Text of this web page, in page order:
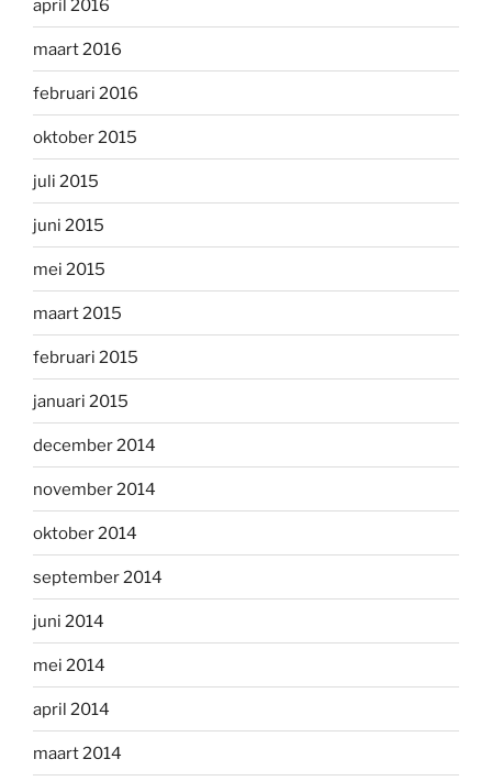
april 2016
maart 2016
februari 2016
oktober 2015
juli 2015
juni 2015
mei 2015
maart 2015
februari 2015
januari 2015
december 2014
november 2014
oktober 2014
september 2014
juni 2014
mei 2014
april 2014
maart 2014